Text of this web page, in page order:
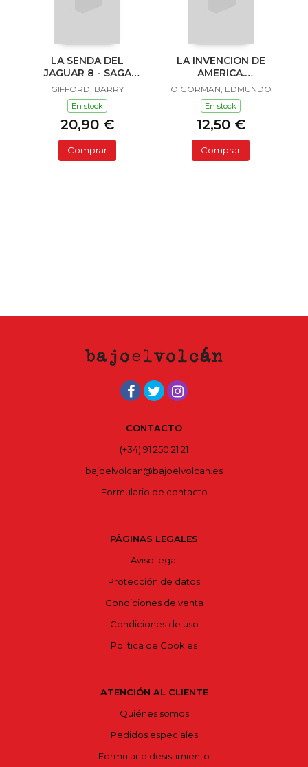
LA SENDA DEL
JAGUAR 8 - SAGA
SAILOR Y LULA
GIFFORD, BARRY
En stock
20,90 €
Comprar
LA INVENCION DE
AMERICA.
INVESTIGACION
ACERCA DE L
O'GORMAN, EDMUNDO
En stock
12,50 €
Comprar
CONTACTO
(+34) 91 250 21 21
bajoelvolcan@bajoelvolcan.es
Formulario de contacto
PÁGINAS LEGALES
Aviso legal
Protección de datos
Condiciones de venta
Condiciones de uso
Política de Cookies
ATENCIÓN AL CLIENTE
Quiénes somos
Pedidos especiales
Formulario desistimiento